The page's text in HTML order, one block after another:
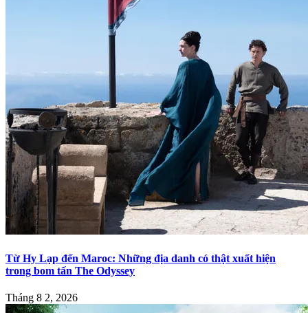
Từ Hy Lạp đến Maroc: Những địa danh có thật xuất hiện
trong bom tấn The Odyssey
Tháng 8 2, 2026